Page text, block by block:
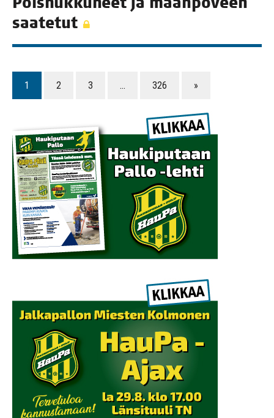
saatetut
1 2 3 … 326 »